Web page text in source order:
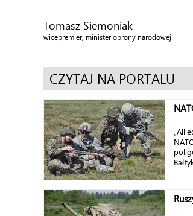
Tomasz Siemoniak
wicepremier, minister obrony narodowej
CZYTAJ NA PORTALU